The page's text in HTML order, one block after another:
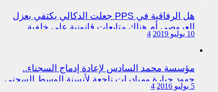
هل الرفاقية في PPS جعلت الدكالي يكتفي بعزل
العروصي أم هناك متابعات قانونية على خلفية
اختلالات التسيير بمندوبية سيدي سليمان
10 يوليو 2019 4
مؤسسة محمد السادس لإعادة إدماج السجناء..
جهود جبارة ومبادرات ناجعة لأنسنة الوسط السجني
5 يوليو 2016 4